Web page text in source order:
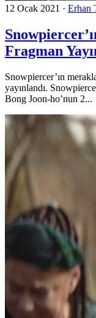
12 Ocak 2021 · Erhan
Fragman
Snowpiercer’ın
yayınlandı.
Bong Joon-ho’nun 2...